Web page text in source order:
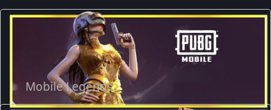
Mobile Legends